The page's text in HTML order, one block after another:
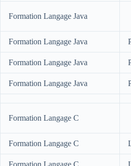
Formation Langage Java
Formation Langage Java
Formation Langage Java
Formation Langage Java
Formation Langage C
Formation Langage C
Formation Langage C